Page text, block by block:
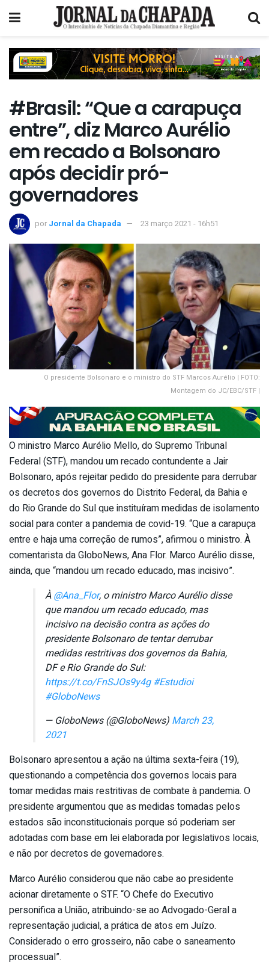
#Brasil: “Que a carapuça
entre”, diz Marco Aurélio
em recado a Bolsonaro
após decidir pró-
governadores
por Jornal da Chapada 23 março 2021 - 16h51
O presidente Bolsonaro e o ministro do STF Marcos Aurélio | FOTO:
Montagem do JC/EBC/STF |
O ministro Marco Aurélio Mello, do Supremo Tribunal
Federal (STF), mandou um recado contundente a Jair
Bolsonaro, após rejeitar pedido do presidente para derrubar
os decretos dos governos do Distrito Federal, da Bahia e
do Rio Grande do Sul que instituíram medidas de isolamento
social para conter a pandemia de covid-19. “Que a carapuça
entre e haja uma correção de rumos”, afirmou o ministro. À
comentarista da GloboNews, Ana Flor. Marco Aurélio disse,
ainda, que “mandou um recado educado, mas incisivo”.
À@Ana_Flor, o ministro Marco Aurélio disse
que mandou um recado educado, mas
incisivo na decisão contra as ações do
presidente Bolsonaro de tentar derrubar
medidas restritivas dos governos da Bahia,
DF e Rio Grande do Sul:
https://t.co/FnSJOs9y4g #Estudioi
#GloboNews
— GloboNews (@GloboNews) March 23,
2021
Bolsonaro apresentou a ação na última sexta-feira (19),
questionando a competência dos governos locais para
tomar medidas mais restritivas de combate à pandemia. O
presidente argumentou que as medidas tomadas pelos
estados são inconstitucionais porque só poderiam ser
adotadas com base em lei elaborada por legislativos locais,
e não por decretos de governadores.
Marco Aurélio considerou que não cabe ao presidente
acionar diretamente o STF. “O Chefe do Executivo
personifica a União, atribuindo-se ao Advogado-Geral a
representação judicial, a prática de atos em Juízo.
Considerado o erro grosseiro, não cabe o saneamento
processual”.